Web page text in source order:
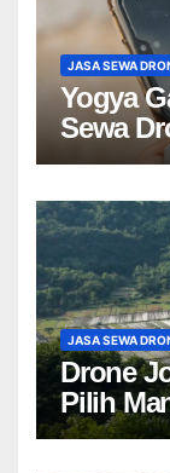
JASA SEWA
Yogya
Sewa
JASA SEWA
Drone
Pilih
Drone